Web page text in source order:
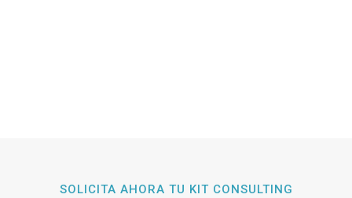
SOLICITA AHORA TU KIT CONSULTING